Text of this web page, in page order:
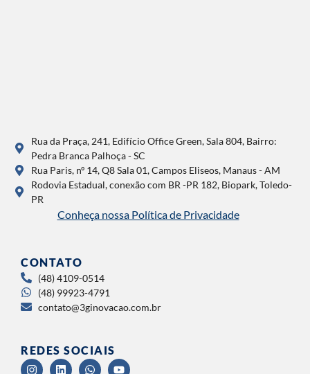
Rua da Praça, 241, Edifício Office Green, Sala 804, Bairro:
Pedra Branca Palhoça - SC
Rua Paris, nº 14, Q8 Sala 01, Campos Eliseos, Manaus - AM
Rodovia Estadual, conexão com BR -PR 182, Biopark, Toledo-
PR
Conheça nossa Política de Privacidade
CONTATO
(48) 4109-0514
(48) 99923-4791
contato@3ginovacao.com.br
REDES SOCIAIS